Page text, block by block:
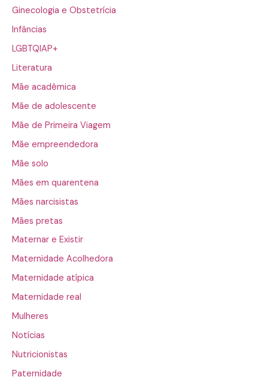
Ginecologia e Obstetrícia
Infâncias
LGBTQIAP+
Literatura
Mãe acadêmica
Mãe de adolescente
Mãe de Primeira Viagem
Mãe empreendedora
Mãe solo
Mães em quarentena
Mães narcisistas
Mães pretas
Maternar e Existir
Maternidade Acolhedora
Maternidade atípica
Maternidade real
Mulheres
Notícias
Nutricionistas
Paternidade